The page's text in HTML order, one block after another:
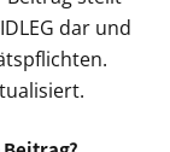
dar und